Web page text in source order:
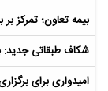
بیمه تعاون؛ تمرکز بر
شکاف طبقاتی جدید:
امیدواری برای